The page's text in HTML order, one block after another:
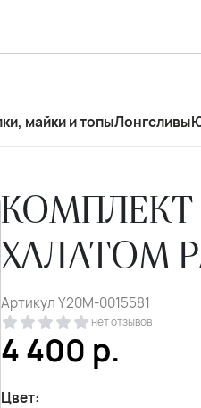
майки и топыЛонгсливы
ХАЛАТОМ
АртикулY20M-0015581
нет отзывов
4 400 р.
Цвет: